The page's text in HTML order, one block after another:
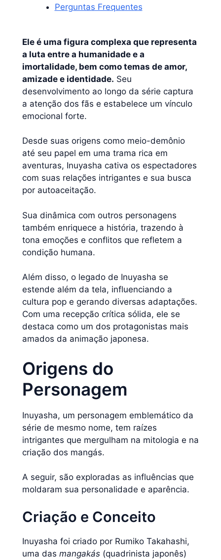
Perguntas Frequentes
Ele é uma figura complexa que representa
a luta entre a humanidade e a
imortalidade, bem como temas de amor,
amizade e identidade. Seu
desenvolvimento ao longo da série captura
a atenção dos fãs e estabelece um vínculo
emocional forte.
Desde suas origens como meio-demônio
até seu papel em uma trama rica em
aventuras, Inuyasha cativa os espectadores
com suas relações intrigantes e sua busca
por autoaceitação.
Sua dinâmica com outros personagens
também enriquece a história, trazendo à
tona emoções e conflitos que refletem a
condição humana.
Além disso, o legado de Inuyasha se
estende além da tela, influenciando a
cultura pop e gerando diversas adaptações.
Com uma recepção crítica sólida, ele se
destaca como um dos protagonistas mais
amados da animação japonesa.
Origens do
Personagem
Inuyasha, um personagem emblemático da
série de mesmo nome, tem raízes
intrigantes que mergulham na mitologia e na
criação dos mangás.
A seguir, são exploradas as influências que
moldaram sua personalidade e aparência.
Criação e Conceito
Inuyasha foi criado por Rumiko Takahashi,
uma das mangakás (quadrinista japonês)